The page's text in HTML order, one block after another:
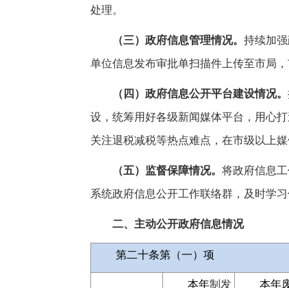
处理。
（三）政府信息管理情况。 持续加
单位信息发布审批单扫描件上传至市局
（四）政府信息公开平台建设情况。
设，统筹用好各级新闻媒体平台，用心
关注退税减税等热点难点，在市级以上
（五）监督保障情况。 将政府信息
系统政府信息公开工作联络群，及时学
二、主动公开政府信息情况
第二十条第（一）项
本年制发
本年